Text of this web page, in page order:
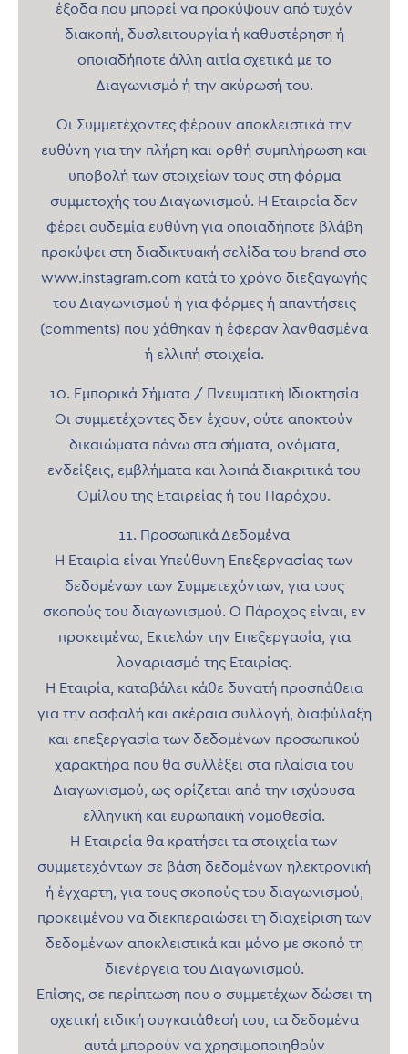
έξοδα που μπορεί να προκύψουν από τυχόν
διακοπή, δυσλειτουργία ή καθυστέρηση ή
οποιαδήποτε άλλη αιτία σχετικά με το
Διαγωνισμό ή την ακύρωσή του.
Οι Συμμετέχοντες φέρουν αποκλειστικά την
ευθύνη για την πλήρη και ορθή συμπλήρωση και
υποβολή των στοιχείων τους στη φόρμα
συμμετοχής του Διαγωνισμού. Η Εταιρεία δεν
φέρει ουδεμία ευθύνη για οποιαδήποτε βλάβη
προκύψει στη διαδικτυακή σελίδα του brand στο
www.instagram.com κατά το χρόνο διεξαγωγής
του Διαγωνισμού ή για φόρμες ή απαντήσεις
(comments) που χάθηκαν ή έφεραν λανθασμένα
ή ελλιπή στοιχεία.
10. Εμπορικά Σήματα / Πνευματική Ιδιοκτησία
Οι συμμετέχοντες δεν έχουν, ούτε αποκτούν
δικαιώματα πάνω στα σήματα, ονόματα,
ενδείξεις, εμβλήματα και λοιπά διακριτικά του
Ομίλου της Εταιρείας ή του Παρόχου.
11. Προσωπικά Δεδομένα
Η Εταιρία είναι Υπεύθυνη Επεξεργασίας των
δεδομένων των Συμμετεχόντων, για τους
σκοπούς του διαγωνισμού. Ο Πάροχος είναι, εν
προκειμένω, Εκτελών την Επεξεργασία, για
λογαριασμό της Εταιρίας.
Η Εταιρία, καταβάλει κάθε δυνατή προσπάθεια
για την ασφαλή και ακέραια συλλογή, διαφύλαξη
και επεξεργασία των δεδομένων προσωπικού
χαρακτήρα που θα συλλέξει στα πλαίσια του
Διαγωνισμού, ως ορίζεται από την ισχύουσα
ελληνική και ευρωπαϊκή νομοθεσία.
Η Εταιρεία θα κρατήσει τα στοιχεία των
συμμετεχόντων σε βάση δεδομένων ηλεκτρονική
ή έγχαρτη, για τους σκοπούς του διαγωνισμού,
προκειμένου να διεκπεραιώσει τη διαχείριση των
δεδομένων αποκλειστικά και μόνο με σκοπό τη
διενέργεια του Διαγωνισμού.
Επίσης, σε περίπτωση που ο συμμετέχων δώσει τη
σχετική ειδική συγκατάθεσή του, τα δεδομένα
αυτά μπορούν να χρησιμοποιηθούν